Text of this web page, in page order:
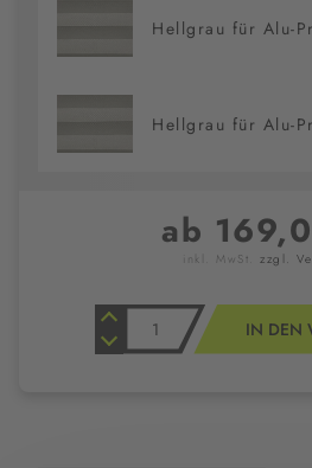
Hellgrau für Alu-
Hellgrau für Alu-
ab
inkl. MwSt.zzgl.
IN DEN